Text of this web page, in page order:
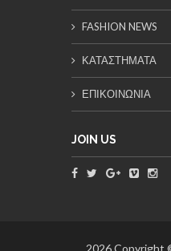
FASHION NEWS
ΚΑΤΑΣΤΗΜΑΤΑ
ΕΠΙΚΟΙΝΩΝΙΑ
JOIN US
2026 Copyright